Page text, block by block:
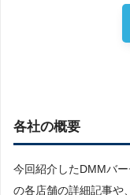
各社の概要
今回紹介したDMMバ
の各店舗の詳細記事や